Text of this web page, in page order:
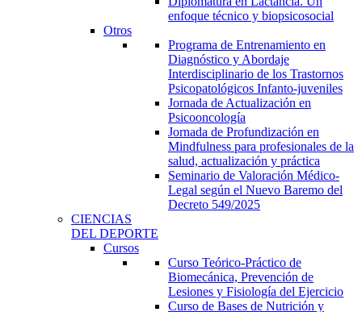
enfoque técnico y biopsicosocial
Otros
Programa de Entrenamiento en
Diagnóstico y Abordaje
Interdisciplinario de los Trastornos
Psicopatológicos Infanto-juveniles
Jornada de Actualización en
Psicooncología
Jornada de Profundización en
Mindfulness para profesionales de la
salud, actualización y práctica
Seminario de Valoración Médico-
Legal según el Nuevo Baremo del
Decreto 549/2025
CIENCIAS
DEL DEPORTE
Cursos
Curso Teórico-Práctico de
Biomecánica, Prevención de
Lesiones y Fisiología del Ejercicio
Curso de Bases de Nutrición y